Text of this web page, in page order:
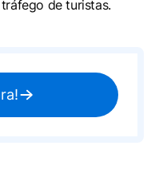
de turistas.